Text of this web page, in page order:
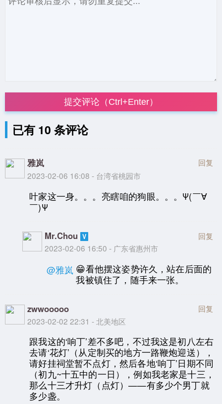
提交评论（Ctrl+Enter）
已有 10 条评论
雅岚
2023-02-06 16:08 - 台湾省桃园市
回复
叶家这一身。。。亮瞎咱的狗眼。。。Ψ(￣∀
￣)Ψ
Mr.Chou
2023-02-06 16:50 - 广东省惠州市
回复
@雅岚 😁看他摆这姿势许久，站在后面的
我被镇住了，随手来一张。
zwwooooo
2023-02-02 22:31 - 北美地区
回复
跟我这的‘响丁’差不多吧，不过我这是初八左右
去请‘花灯’（从定制买的地方一路鞭炮迎送），
请好挂祠堂暂不点灯，然后各地‘响丁’日期不同
（初九~十五中的一日），例如我老家是十三，
那么十三才升灯（点灯）——有多少个男丁就
多少盏。